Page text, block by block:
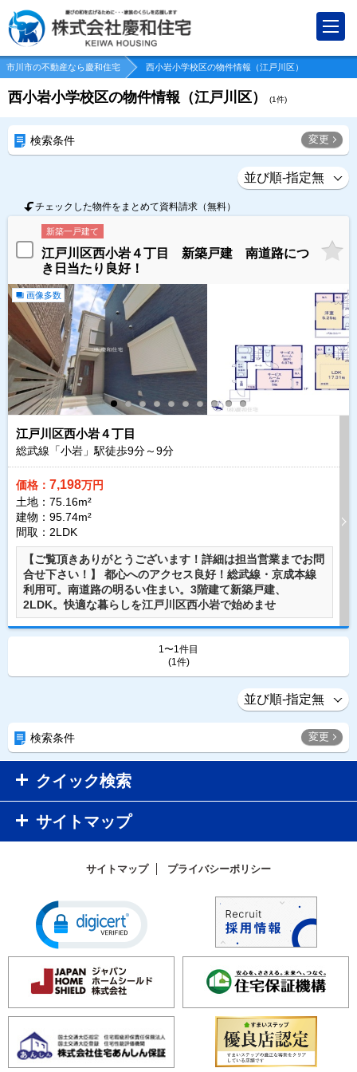
市川市の不動産なら慶和住宅 西小岩小学校区の物件情報（江戸川区）
西小岩小学校区の物件情報（江戸川区） (1件)
検索条件 変更
チェックした物件をまとめて資料請求（無料）
新築一戸建て
江戸川区西小岩４丁目 新築戸建 南道路につ
き日当たり良好！
画像多数
江戸川区西小岩４丁目
総武線「小岩」駅徒歩9分～9分
価格： 7,198万円
土地：75.16m²
建物：95.74m²
間取：2LDK
【ご覧頂きありがとうございます！詳細は担当営業までお問
合せ下さい！】 都心へのアクセス良好！総武線・京成本線
利用可。南道路の明るい住まい。3階建て新築戸建、
2LDK。快適な暮らしを江戸川区西小岩で始めませ
1〜1件目
(1件)
検索条件 変更
クイック検索
サイトマップ
サイトマップ プライバシーポリシー